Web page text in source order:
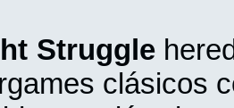
Struggle
clásicos